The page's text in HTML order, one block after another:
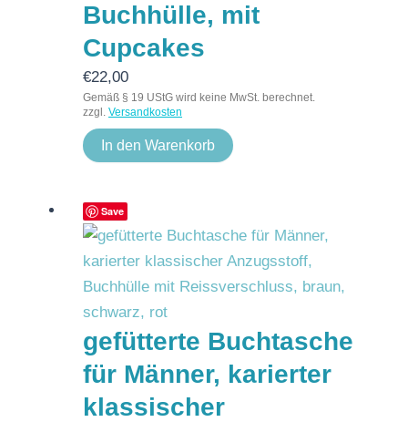
Buchhülle, mit
Cupcakes
€22,00
Gemäß § 19 UStG wird keine MwSt. berechnet.
zzgl. Versandkosten
In den Warenkorb
Save
gefütterte Buchtasche
für Männer, karierter
klassischer